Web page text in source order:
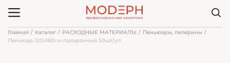
Главная Каталог РАСХОДНЫЕ МАТЕРИАЛЫ
Пеньюары, пелерины
Пеньюар 120х160см прозрачный 50шт/уп